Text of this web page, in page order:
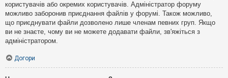
користувачів або окремих користувачів. Адміністратор форуму
можливо заборонив приєднання файлів у форумі. Також можливо,
що приєднувати файли дозволено лише членам певних груп. Якщо
ви не знаєте, чому ви не можете додавати файли, зв'яжіться з
адміністратором.
Догори